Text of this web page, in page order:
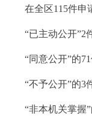
在全区115件申请
“已主动公开”2件
“同意公开”的71
“不予公开”的3件
“非本机关掌握”